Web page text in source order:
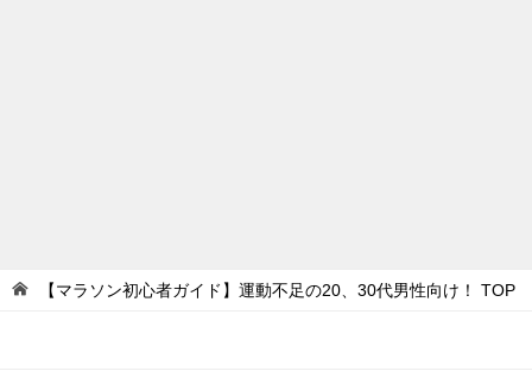
【マラソン初心者ガイド】運動不足の20、30代男性向け！ TOP